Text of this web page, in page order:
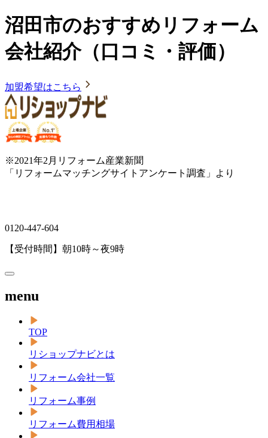
沼田市のおすすめリフォーム
会社紹介（口コミ・評価）
加盟希望はこちら
※2021年2月リフォーム産業新聞
「リフォームマッチングサイトアンケート調査」より
0120-447-604
【受付時間】朝10時～夜9時
menu
TOP
リショップナビとは
リフォーム会社一覧
リフォーム事例
リフォーム費用相場